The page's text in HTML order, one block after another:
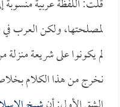
قلت: اللفظة عربية منسوبة
لمصلحتها، ولكن العرب في
لم يكونوا على شريعة
نخرج من هذا الكلام